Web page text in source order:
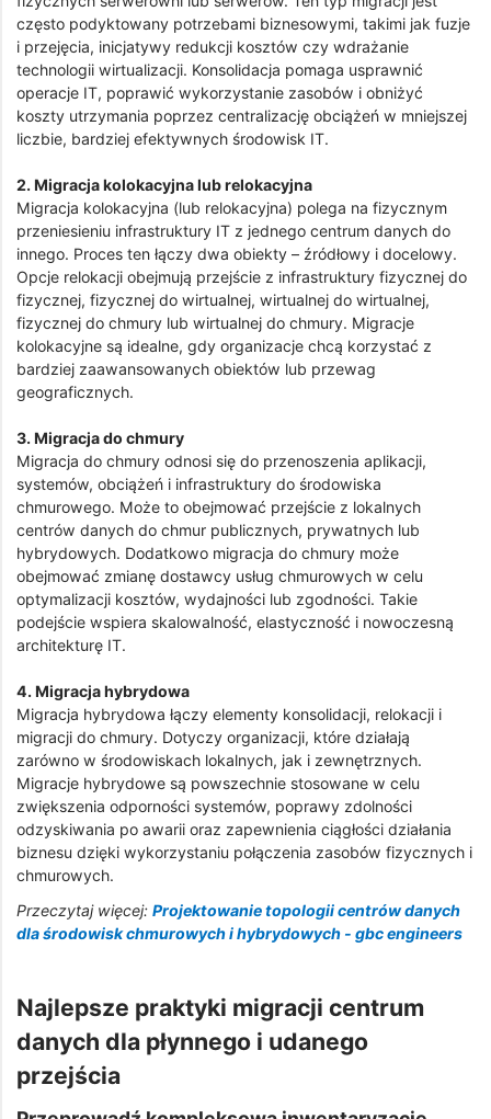
często podyktowany potrzebami biznesowymi, takimi jak fuzje
i przejęcia, inicjatywy redukcji kosztów czy wdrażanie
technologii wirtualizacji. Konsolidacja pomaga usprawnić
operacje IT, poprawić wykorzystanie zasobów i obniżyć
koszty utrzymania poprzez centralizację obciążeń w mniejszej
liczbie, bardziej efektywnych środowisk IT.
2. Migracja kolokacyjna lub relokacyjna
Migracja kolokacyjna (lub relokacyjna) polega na fizycznym
przeniesieniu infrastruktury IT z jednego centrum danych do
innego. Proces ten łączy dwa obiekty – źródłowy i docelowy.
Opcje relokacji obejmują przejście z infrastruktury fizycznej do
fizycznej, fizycznej do wirtualnej, wirtualnej do wirtualnej,
fizycznej do chmury lub wirtualnej do chmury. Migracje
kolokacyjne są idealne, gdy organizacje chcą korzystać z
bardziej zaawansowanych obiektów lub przewag
geograficznych.
3. Migracja do chmury
Migracja do chmury odnosi się do przenoszenia aplikacji,
systemów, obciążeń i infrastruktury do środowiska
chmurowego. Może to obejmować przejście z lokalnych
centrów danych do chmur publicznych, prywatnych lub
hybrydowych. Dodatkowo migracja do chmury może
obejmować zmianę dostawcy usług chmurowych w celu
optymalizacji kosztów, wydajności lub zgodności. Takie
podejście wspiera skalowalność, elastyczność i nowoczesną
architekturę IT.
4. Migracja hybrydowa
Migracja hybrydowa łączy elementy konsolidacji, relokacji i
migracji do chmury. Dotyczy organizacji, które działają
zarówno w środowiskach lokalnych, jak i zewnętrznych.
Migracje hybrydowe są powszechnie stosowane w celu
zwiększenia odporności systemów, poprawy zdolności
odzyskiwania po awarii oraz zapewnienia ciągłości działania
biznesu dzięki wykorzystaniu połączenia zasobów fizycznych i
chmurowych.
Przeczytaj więcej: Projektowanie topologii centrów danych
dla środowisk chmurowych i hybrydowych - gbc engineers
Najlepsze praktyki migracji centrum
danych dla płynnego i udanego
przejścia